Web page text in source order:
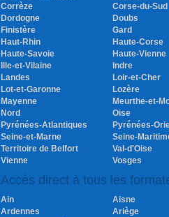
Corrèze
Corse-du-Sud
Dordogne
Doubs
Finistère
Gard
Haut-Rhin
Haute-Corse
Haute-Savoie
Haute-Vienne
Ille-et-Vilaine
Indre
Landes
Loir-et-Cher
Lot-et-Garonne
Lozère
Mayenne
Meurthe-et-
Nord
Oise
Pyrénées-Atlantiques
Pyrénées-
Seine-et-Marne
Seine-
Territoire de Belfort
Val-d'Oise
Vienne
Vosges
Accès direct à tous les
Ain Aisne
Ardennes
Ariège